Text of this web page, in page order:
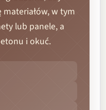
w tym
lub panele, a
i okuć.